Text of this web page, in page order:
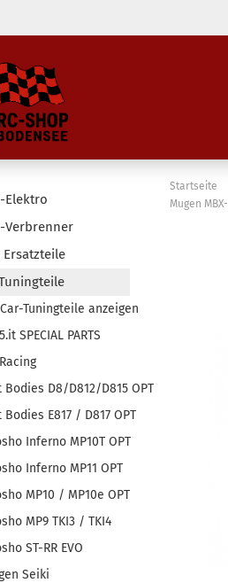
Startseite
Mugen
Elektro
Verbrenner
Ersatzteile
Car-Tuningteile anzeigen
SPECIAL PARTS
Bodies D8/D812/D815 OPT
Bodies E817 / D817 OPT
Inferno MP10T OPT
Inferno MP11 OPT
MP10 / MP10e OPT
MP9 TKI3 / TKI4
ST-RR EVO
Seiki